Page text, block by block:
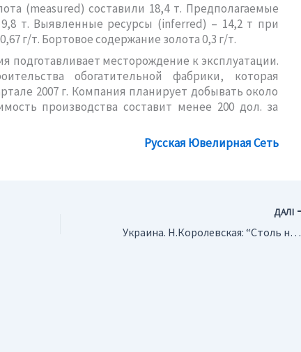
(measured) составили 18,4 т. Предполагаемые
т. Выявленные ресурсы (inferred) – 14,2 т при
г/т. Бортовое содержание золота 0,3 г/т.
подготавливает месторождение к эксплуатации.
обогатительной фабрики, которая
2007 г. Компания планирует добывать около
производства составит менее 200 дол. за
Русская Ювелирная Сеть
ДАЛІ
Украина. Н.Королевская: “Cтоль низкие показатели добычи угля не наблюдались уже 8 лет”